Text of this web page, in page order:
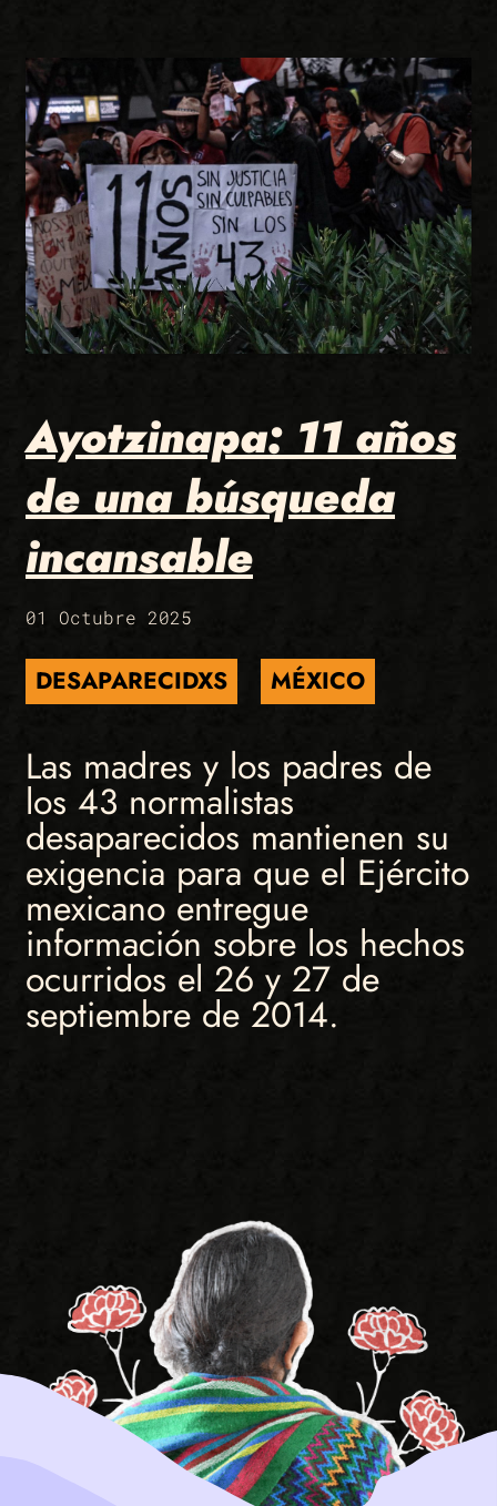
Ayotzinapa: 11 años
de una búsqueda
incansable
01 Octubre 2025
DESAPARECIDXS MÉXICO
Las madres y los padres de
los 43 normalistas
desaparecidos mantienen su
exigencia para que el Ejército
mexicano entregue
información sobre los hechos
ocurridos el 26 y 27 de
septiembre de 2014.